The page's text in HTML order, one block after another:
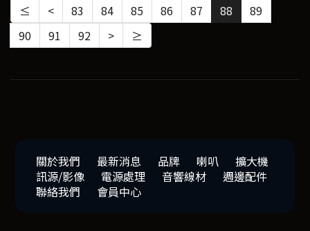
≤ < 83 84 85 86 87 88
89
90
91 92 > ≥
關於我們 最新消息 品牌 喇叭
擴大機
訊源/影像
電源處理 音響線材
週邊配件
聯絡我們
會員中心